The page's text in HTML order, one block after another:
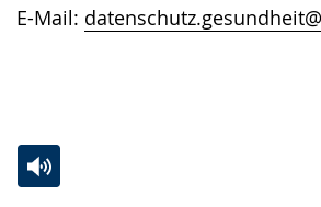
E-Mail: